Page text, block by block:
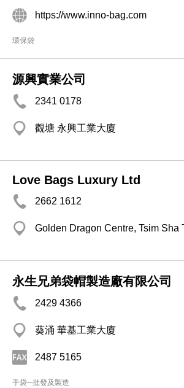
https://www.inno-bag.com
環保袋
源興實業公司
2341 0178
觀塘 永興工業大廈
Love Bags Luxury Ltd
2662 1612
Golden Dragon Centre, Tsim Sha
永生兄弟袋帽製造廠有限公司
2429 4366
葵涌 華基工業大廈
2487 5165
手袋─批發及製造